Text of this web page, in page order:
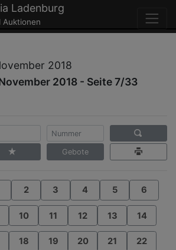
Ladenburg
Auktionen
2018
2018 - Seite 7/33
Gebote
2 3 4 5 6
10 11 12 13 14
18 19 20 21 22